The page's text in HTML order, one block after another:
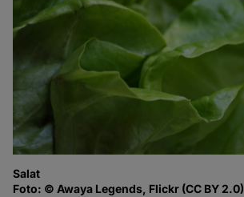
Salat
Foto: © Awaya Legends, Flickr (CC BY 2.0)